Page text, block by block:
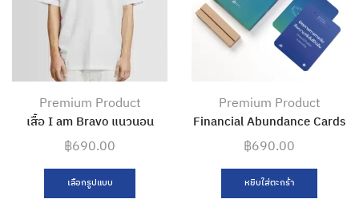
Premium Product
เสื้อ I am Bravo แนวนอน
฿690.00
เลือกรูปแบบ
Premium Product
Financial Abundance Cards
฿690.00
หยิบใส่ตะกร้า